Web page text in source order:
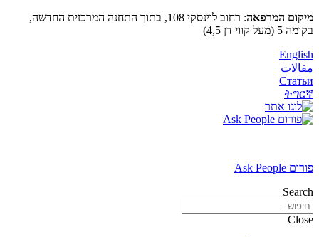
דלג
לתוכן
מיקום המרפאה
: רחוב לוינסקי 108, בתוך התחנה המרכזית החדשה,
בקומה 5 (מעל קווי דן 4,5)
English
مقالات
Статьи
ትግርኛ
פורום Ask People
Search
Close